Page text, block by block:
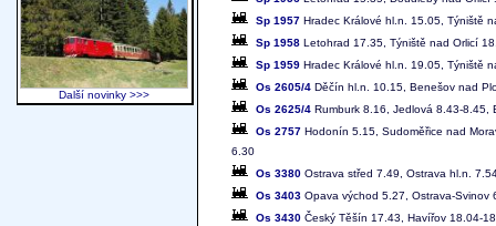
Sp 1957 Hradec Králové hl.n. 15.05, Týniště
Sp 1958 Letohrad 17.35, Týniště nad Orlicí
Sp 1959 Hradec Králové hl.n. 19.05, Týniště
Os 2605/4 Děčín hl.n. 10.15, Benešov nad
Os 2625/4 Rumburk 8.16, Jedlová 8.43-
Os 2757 Hodonín 5.15, Sudoměřice nad
6.30
Os 3380 Ostrava střed 7.49, Ostrava hl.n.
Os 3403 Opava východ 5.27, Ostrava-
Os 3430 Český Těšín 17.43, Havířov 18.04-
Další novinky >>>